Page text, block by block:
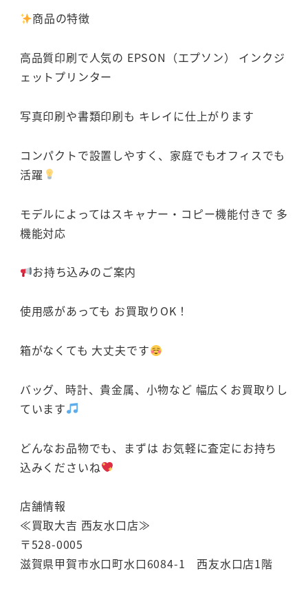
商品の特徴
高品質印刷で人気の EPSON（エプソン） インクジ
ェットプリンター
写真印刷や書類印刷も キレイに仕上がります
コンパクトで設置しやすく、家庭でもオフィスでも
活躍
モデルによってはスキャナー・コピー機能付きで 多
機能対応
お持ち込みのご案内
使用感があっても お買取りOK！
箱がなくても 大丈夫です
バッグ、時計、貴金属、小物など 幅広くお買取りし
ています
どんなお品物でも、まずは お気軽に査定にお持ち
込みくださいね
店舗情報
≪買取大吉 西友水口店≫
〒528-0005
滋賀県甲賀市水口町水口6084-1 西友水口店1階